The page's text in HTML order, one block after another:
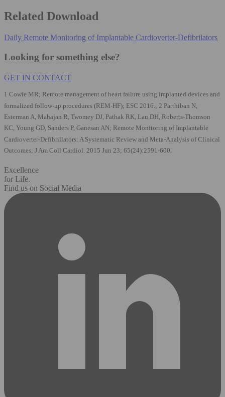
Related Download
Daily Remote Monitoring of Implantable Cardioverter-Defibrilators
Looking for something else?
GET IN CONTACT
1 Cowie MR; Remote management of heart failure using implanted devices and
formalized follow-up procedures (REM-HF); ESC 2016.; 2 Parthiban N,
Esterman A, Mahajan R, Twomey DJ, Pathak RK, Lau DH, Roberts-Thomson
KC, Young GD, Sanders P, Ganesan AN; Remote Monitoring of Implantable
Cardioverter-Defibrillators: A Systematic Review and Meta-Analysis of Clinical
Outcomes; J Am Coll Cardiol. 2015 Jun 23; 65(24):2591-600.
Excellence
for Life.
Find us on Social Media